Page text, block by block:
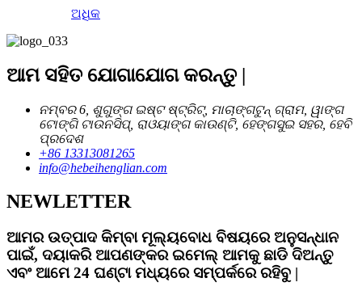
ଅଧିକ
ଆମ ସହିତ ଯୋଗାଯୋଗ କରନ୍ତୁ |
ନମ୍ବର 6, ଶୁଗୁଙ୍ଗ ଇଷ୍ଟ ଷ୍ଟ୍ରିଟ୍, ମାଚାଙ୍ଗଟୁନ୍ ଗ୍ରାମ, ୱାଙ୍ଗ
ଟୋଙ୍ଗି ଟାଉନସିପ୍, ରାଓୟାଙ୍ଗ କାଉଣ୍ଟି, ହେଙ୍ଗସୁଇ ସହର, ହେବି
ପ୍ରଦେଶ
+86 13313081265
info@hebeihenglian.com
NEWLETTER
ଆମର ଉତ୍ପାଦ କିମ୍ବା ମୂଲ୍ୟବୋଧ ବିଷୟରେ ଅନୁସନ୍ଧାନ
ପାଇଁ, ଦୟାକରି ଆପଣଙ୍କର ଇମେଲ୍ ଆମକୁ ଛାଡି ଦିଅନ୍ତୁ
ଏବଂ ଆମେ 24 ଘଣ୍ଟା ମଧ୍ୟରେ ସମ୍ପର୍କରେ ରହିବୁ |